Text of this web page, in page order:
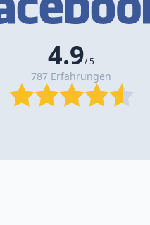
4.9/ 5
787 Erfahrungen